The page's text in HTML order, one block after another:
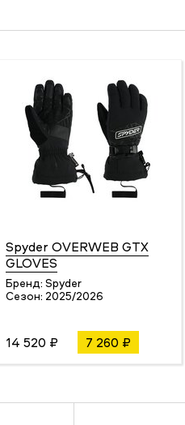
Spyder OVERWEB GTX
GLOVES
Бренд: Spyder
Сезон: 2025/2026
14 520 ₽ 7 260 ₽